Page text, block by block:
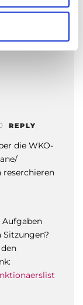
REPLY
die WKO-
reserchieren
Sitzungen?